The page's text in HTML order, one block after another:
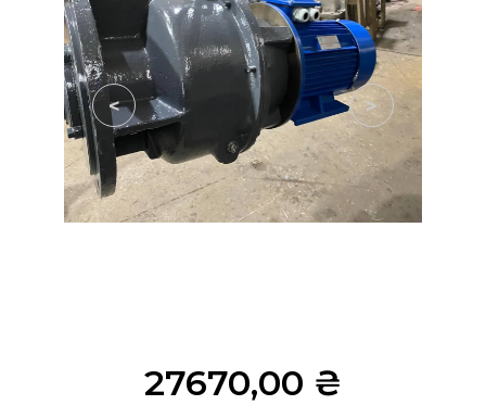
< >
27670,00 ₴